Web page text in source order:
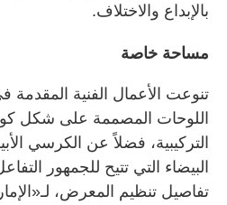
بالإبداع والاختلاف.
مساحة خاصة
تنوعت الأعمال الفنية
اللوحات المصممة على شكل
التركيبية، فضلاً عن الكرسي
البيضاء التي تتيح للجمهور
تفاصيل تنظيم المعرض،